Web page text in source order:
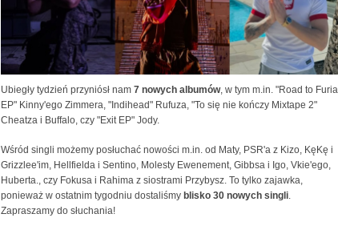
Ubiegły tydzień przyniósł nam 7 nowych albumów, w tym m.in. "Road to Furia
EP" Kinny'ego Zimmera, "Indihead" Rufuza, "To się nie kończy Mixtape 2"
Cheatza i Buffalo, czy "Exit EP" Jody.
Wśród singli możemy posłuchać nowości m.in. od Maty, PSR'a z Kizo, KęKę i
Grizzlee'im, Hellfielda i Sentino, Molesty Ewenement, Gibbsa i Igo, Vkie'ego,
Huberta., czy Fokusa i Rahima z siostrami Przybysz. To tylko zajawka,
ponieważ w ostatnim tygodniu dostaliśmy blisko 30 nowych singli
Zapraszamy do słuchania!